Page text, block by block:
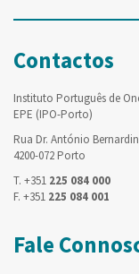
Contactos
Instituto Português de
EPE (IPO-Porto)
Rua Dr. António
4200-072 Porto
T. +351 225 084 000
F. +351 225 084 001
Fale